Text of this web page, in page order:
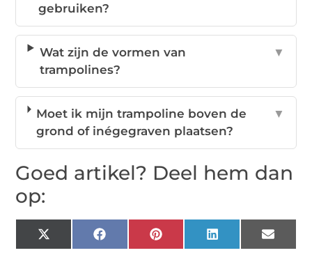
gebruiken?
Wat zijn de vormen van
trampolines?
▼
Moet ik mijn trampoline boven de
grond of inégegraven plaatsen?
▼
Goed artikel? Deel hem dan
op:
X
(Twitter)
FacebookPinterestLinkedIn Email